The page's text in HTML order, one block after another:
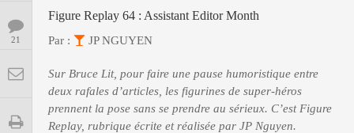
ENCYCLOPEGEEK
CINE-SERIES-ANIME
MUSIQUE
21
Figure Replay 64 : Assistant Editor Month
Par : JP NGUYEN
Sur Bruce Lit, pour faire une pause humoristique entre
deux rafales d’articles, les figurines de super-héros
prennent la pose sans se prendre au sérieux. C’est Figure
Replay, rubrique écrite et réalisée par JP Nguyen.
Marvel Mattie boy Musique
Panini Patrick Faivre Presse
Présence Punisher Rock Semic
Special Guest Spidey Superman Teamup
Tornado Urban Vertigo xmen